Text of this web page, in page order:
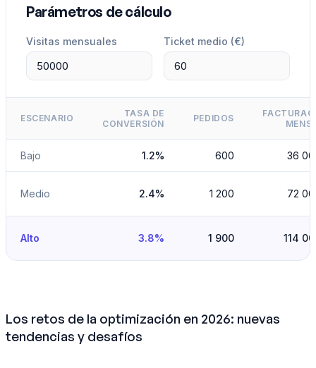
Parámetros de cálculo
Visitas mensuales Ticket medio (€)
ESCENARIO
TASA DE
CONVERSIÓN
PEDIDOS
Bajo 1.2% 600 36
Medio 2.4% 1 200 72
Alto 3.8% 1 900 114
Los retos de la optimización en 2026: nuevas
tendencias y desafíos